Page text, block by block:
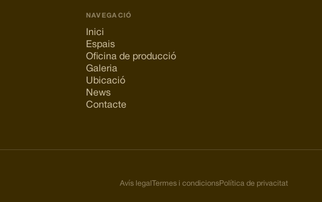
NAVEGACIÓ
Inici
Espais
Oficina de producció
Galeria
Ubicació
News
Contacte
Enllaços
Avís legal Termes i condicionsPolítica de privacitat